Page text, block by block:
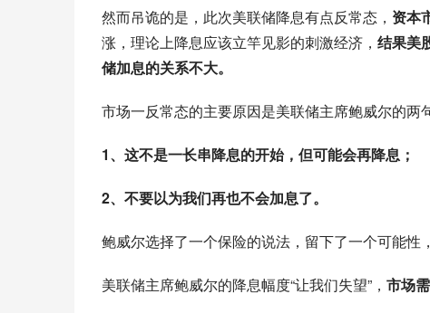
然而吊诡的是，此次美联储降息有点反常态， 资本
涨，理论上降息应该立竿见影的刺激经济， 结果美
储加息的关系不大。
市场一反常态的主要原因是美联储主席鲍威尔的两
1、这不是一长串降息的开始，但可能会再降息；
2、不要以为我们再也不会加息了。
鲍威尔选择了一个保险的说法，留下了一个可能性
美联储主席鲍威尔的降息幅度“让我们失望”， 市场